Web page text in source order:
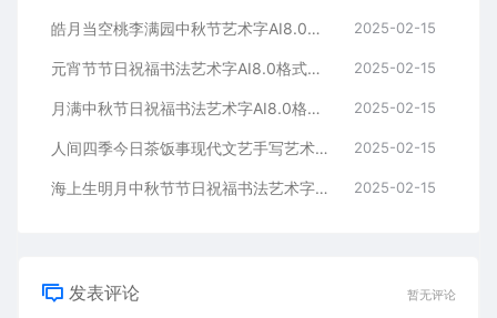
皓月当空桃李满园中秋节艺术字AI8.0格式激光打标文件通用矢量图 2025-02-15
元宵节节日祝福书法艺术字AI8.0格式激光打标文件通用矢量图 2025-02-15
月满中秋节日祝福书法艺术字AI8.0格式激光打标文件通用矢量图 2025-02-15
人间四季今日茶饭事现代文艺手写艺术字AI8.0格式激光打标文件通用矢量图 2025-02-15
海上生明月中秋节节日祝福书法艺术字AI8.0格式激光打标文件通用矢量图 2025-02-15
发表评论 暂无评论